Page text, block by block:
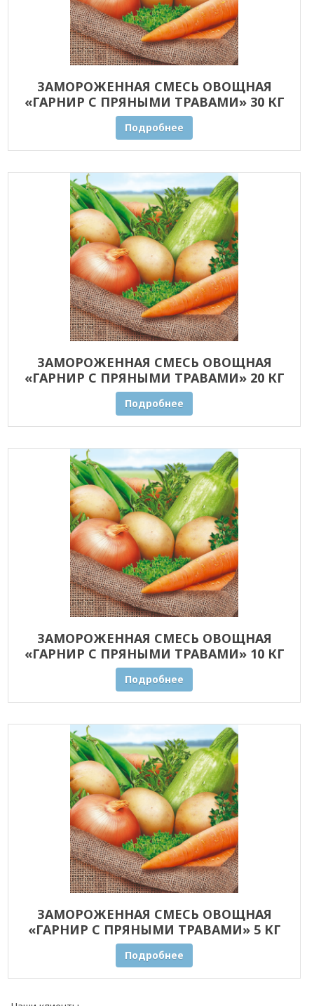
ЗАМОРОЖЕННАЯ СМЕСЬ ОВОЩНАЯ
«ГАРНИР С ПРЯНЫМИ ТРАВАМИ» 30 КГ
ОПТОМ
Подробнее
ЗАМОРОЖЕННАЯ СМЕСЬ ОВОЩНАЯ
«ГАРНИР С ПРЯНЫМИ ТРАВАМИ» 20 КГ
ОПТОМ
Подробнее
ЗАМОРОЖЕННАЯ СМЕСЬ ОВОЩНАЯ
«ГАРНИР С ПРЯНЫМИ ТРАВАМИ» 10 КГ
ОПТОМ
Подробнее
ЗАМОРОЖЕННАЯ СМЕСЬ ОВОЩНАЯ
«ГАРНИР С ПРЯНЫМИ ТРАВАМИ» 5 КГ
ОПТОМ
Подробнее